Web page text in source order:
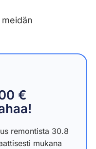
€
remontista 30.8
mukana